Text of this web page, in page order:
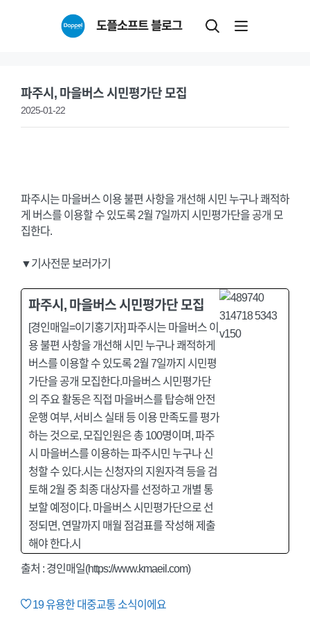
도플소프트 블로그
파주시, 마을버스 시민평가단 모집
2025-01-22
파주시는 마을버스 이용 불편 사항을 개선해 시민 누구나 쾌적하
게 버스를 이용할 수 있도록 2월 7일까지 시민평가단을 공개 모
집한다.
▼기사전문 보러가기
파주시, 마을버스 시민평가단 모집
[경인매일=이기홍기자] 파주시는 마을버스 이
용 불편 사항을 개선해 시민 누구나 쾌적하게
버스를 이용할 수 있도록 2월 7일까지 시민평
가단을 공개 모집한다.마을버스 시민평가단
의 주요 활동은 직접 마을버스를 탑승해 안전
운행 여부, 서비스 실태 등 이용 만족도를 평가
하는 것으로, 모집인원은 총 100명이며, 파주
시 마을버스를 이용하는 파주시민 누구나 신
청할 수 있다.시는 신청자의 지원자격 등을 검
토해 2월 중 최종 대상자를 선정하고 개별 통
보할 예정이다. 마을버스 시민평가단으로 선
정되면, 연말까지 매월 점검표를 작성해 제출
해야 한다.시
출처 : 경인매일(https://www.kmaeil.com)
19유용한 대중교통 소식이에요